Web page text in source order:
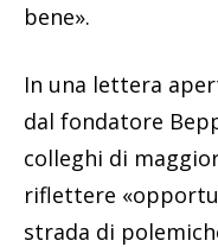
bene».
In una lettera
dal fondatore
colleghi di
riflettere
strada di